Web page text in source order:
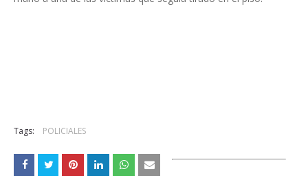
Tags: POLICIALES